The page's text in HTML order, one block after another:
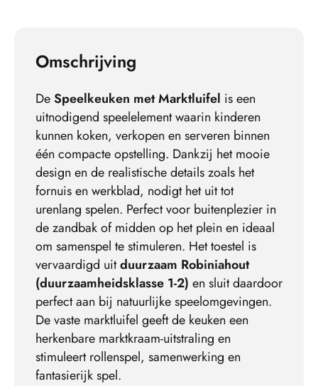
Omschrijving
DeSpeelkeuken met Marktluifel is een
uitnodigend speelelement waarin kinderen
kunnen koken, verkopen en serveren binnen
één compacte opstelling. Dankzij het mooie
design en de realistische details zoals het
fornuis en werkblad, nodigt het uit tot
urenlang spelen. Perfect voor buitenplezier in
de zandbak of midden op het plein en ideaal
om samenspel te stimuleren. Het toestel is
vervaardigd uitduurzaam Robiniahout
(duurzaamheidsklasse 1-2) en sluit daardoor
perfect aan bij natuurlijke speelomgevingen.
De vaste marktluifel geeft de keuken een
herkenbare marktkraam-uitstraling en
stimuleert rollenspel, samenwerking en
fantasierijk spel.